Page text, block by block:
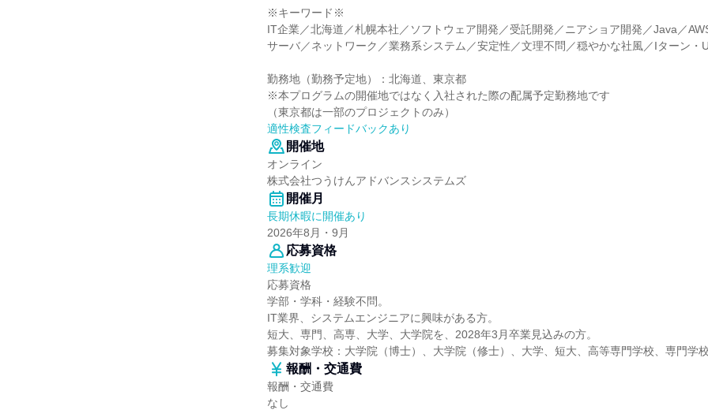
※キーワード※
IT企業／北海道／札幌本社／ソフトウェア開発／受託開発／ニアショア開発／Java／
サーバ／ネットワーク／業務系システム／安定性／文理不問／穏やかな社風／Iターン・
勤務地（勤務予定地）：北海道、東京都
※本プログラムの開催地ではなく入社された際の配属予定勤務地です
（東京都は一部のプロジェクトのみ）
適性検査フィードバックあり
開催地
オンライン
株式会社つうけんアドバンスシステムズ
開催月
長期休暇に開催あり
2026年8月・9月
応募資格
理系歓迎
応募資格
学部・学科・経験不問。
IT業界、システムエンジニアに興味がある方。
短大、専門、高専、大学、大学院を、2028年3月卒業見込みの方。
募集対象学校：大学院（博士）、大学院（修士）、大学、短大、高等専門学校、専門学校
報酬・交通費
報酬・交通費
なし